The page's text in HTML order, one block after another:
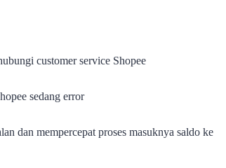
customer service Shopee
sedang error
dan mempercepat proses masuknya saldo ke